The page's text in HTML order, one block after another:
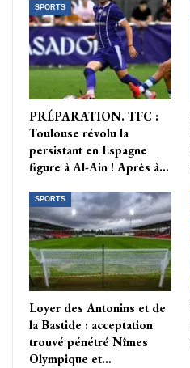
SPORTS
PRÉPARATION. TFC :
Toulouse révolu la
persistant en Espagne
figure à Al-Ain ! Après à…
SPORTS
Loyer des Antonins et de
la Bastide : acceptation
trouvé pénétré Nîmes
Olympique et…